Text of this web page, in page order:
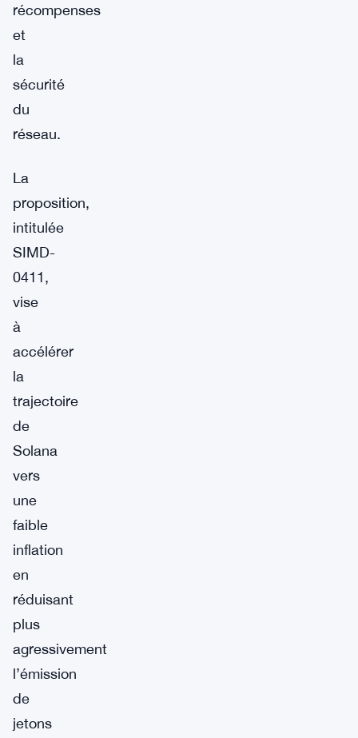
récompenses
et
la
sécurité
du
réseau.
La
proposition,
intitulée
SIMD-
0411,
vise
à
accélérer
la
trajectoire
de
Solana
vers
une
faible
inflation
en
réduisant
plus
agressivement
l’émission
de
jetons